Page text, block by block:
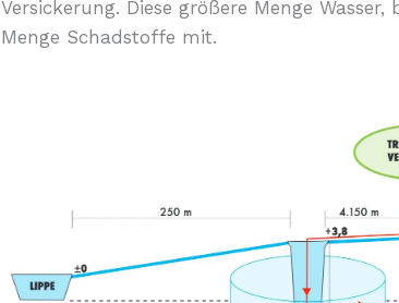
Versickerung. Diese größere Menge
Menge Schadstoffe mit.